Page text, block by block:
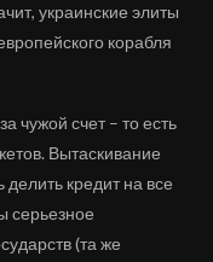
украинские элиты
корабля
чужой счет – то есть
Вытаскивание
делить кредит на все
серьезное
(та же